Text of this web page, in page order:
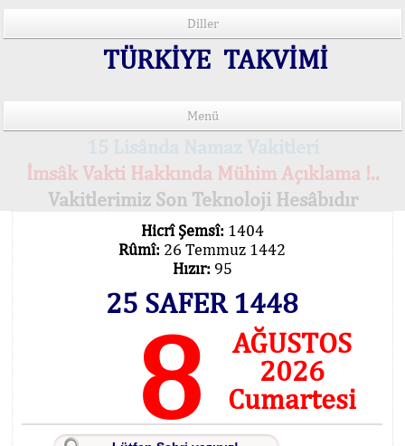
Diller
TÜRKİYE TAKVİMİ
Menü
İmsâk Vakti Hakkında Mühim Açıklama !..
Vakitlerimiz Son Teknoloji Hesâbıdır
Hicrî Şemsî: 1404
Rûmî: 26 Temmuz 1442
Hızır: 95
25 SAFER 1448
8
AĞUSTOS
2026
Cumartesi